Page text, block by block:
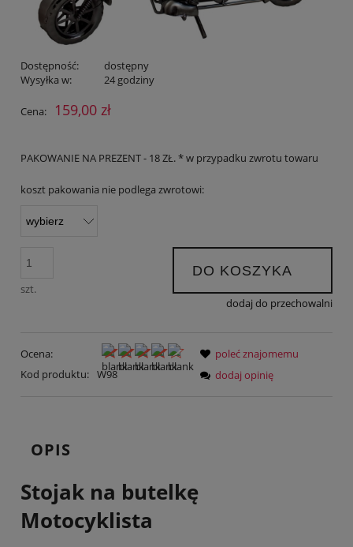
Dostępność:
dostępny
Wysyłka w:
24 godziny
Cena: 159,00 zł
PAKOWANIE NA PREZENT - 18 ZŁ. * w przypadku zwrotu towaru
koszt pakowania nie podlega zwrotowi:
szt.
DO KOSZYKA
dodaj do przechowalni
Ocena:
Kod produktu: W98
poleć znajomemu
dodaj opinię
OPIS
Stojak na butelkę
Motocyklista